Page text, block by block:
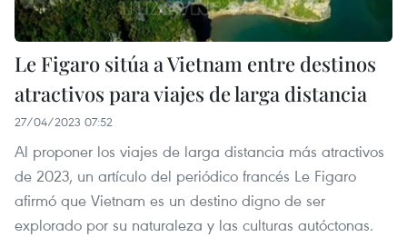
Le Figaro sitúa a Vietnam entre destinos
atractivos para viajes de larga distancia
27/04/2023 07:52
Al proponer los viajes de larga distancia más atractivos
de 2023, un artículo del periódico francés Le Figaro
afirmó que Vietnam es un destino digno de ser
explorado por su naturaleza y las culturas autóctonas.